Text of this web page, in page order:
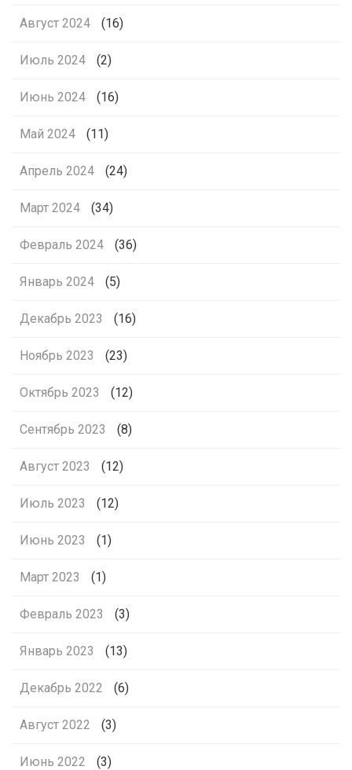
Август 2024 (16)
Июль 2024 (2)
Июнь 2024 (16)
Май 2024 (11)
Апрель 2024 (24)
Март 2024 (34)
Февраль 2024 (36)
Январь 2024 (5)
Декабрь 2023 (16)
Ноябрь 2023 (23)
Октябрь 2023 (12)
Сентябрь 2023 (8)
Август 2023 (12)
Июль 2023 (12)
Июнь 2023 (1)
Март 2023 (1)
Февраль 2023 (3)
Январь 2023 (13)
Декабрь 2022 (6)
Август 2022 (3)
Июнь 2022 (3)